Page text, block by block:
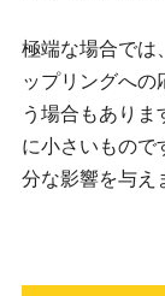
極端な場合では
ップリングへの
う場合もありま
に小さいもので
分な影響を与え